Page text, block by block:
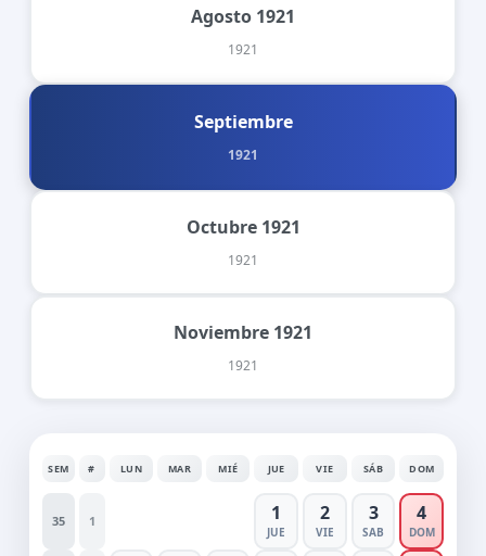
Agosto 1921
1921
Septiembre
1921
Octubre 1921
1921
Noviembre 1921
1921
SEM # LUN MAR MIÉ JUE VIE SÁB DOM
35 1 1
JUE
2
VIE
3
SAB
4
DOM